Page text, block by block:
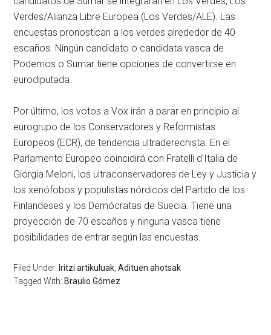
Verdes/Alianza Libre Europea (Los Verdes/ALE). Las
encuestas pronostican a los verdes alrededor de 40
escaños. Ningún candidato o candidata vasca de
Podemos o Sumar tiene opciones de convertirse en
eurodiputada.
Por último, los votos a Vox irán a parar en principio al
eurogrupo de los Conservadores y Reformistas
Europeos (ECR), de tendencia ultraderechista. En el
Parlamento Europeo coincidirá con Fratelli d’Italia de
Giorgia Meloni, los ultraconservadores de Ley y Justicia y
los xenófobos y populistas nórdicos del Partido de los
Finlandeses y los Demócratas de Suecia. Tiene una
proyección de 70 escaños y ninguna vasca tiene
posibilidades de entrar según las encuestas.
Filed Under: Iritzi artikuluak ,Adituen ahotsak
Tagged With: Braulio Gómez